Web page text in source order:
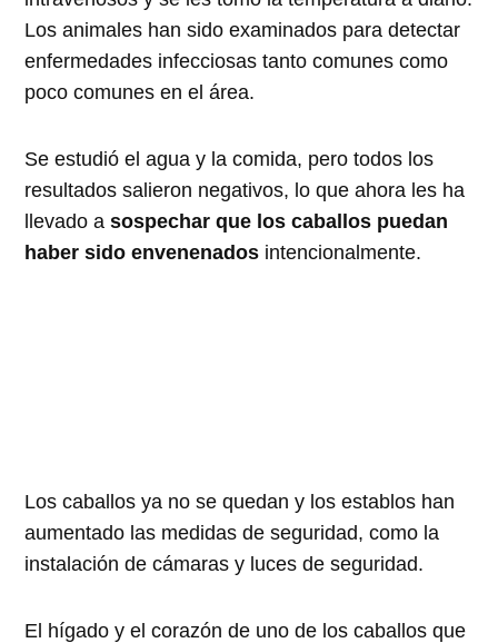
Los animales han sido examinados para detectar
enfermedades infecciosas tanto comunes como
poco comunes en el área.
Se estudió el agua y la comida, pero todos los
resultados salieron negativos, lo que ahora les ha
llevado asospechar que los caballos puedan
haber sido envenenados intencionalmente.
Los caballos ya no se quedan y los establos han
aumentado las medidas de seguridad, como la
instalación de cámaras y luces de seguridad.
El hígado y el corazón de uno de los caballos que